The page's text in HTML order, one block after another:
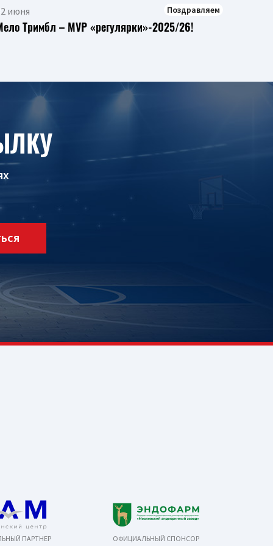
июня Поздравляем
Тримбл – MVP «регулярки»-2025/26!
ПАРТНЕР ОФИЦИАЛЬНЫЙ СПОНСОР